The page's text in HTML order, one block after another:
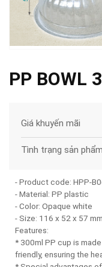
PP BOWL
Giá khuyến mãi
Tình trạng sản phẩm
- Product code: HPP-
- Material: PP plastic
- Color: Opaque white
- Size: 116 x 52 x 57 mm
Features:
* 300ml PP cup is
friendly, ensuring the